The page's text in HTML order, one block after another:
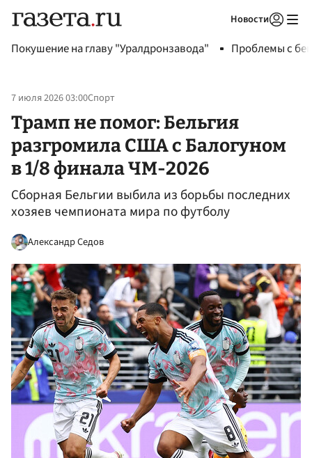
Новости
Покушение на главу "Уралдронзавода" Проблемы с
7 июля 2026 03:00Спорт
Трамп не помог: Бельгия
разгромила США с Балогуном
в 1/8 финала ЧМ-2026
Сборная Бельгии выбила из борьбы последних
хозяев чемпионата мира по футболу
Александр Седов